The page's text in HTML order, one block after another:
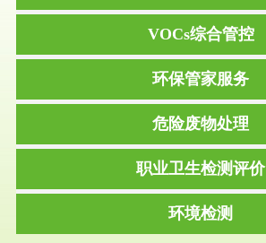
VOCs综合管控
环保管家服务
危险废物处理
职业卫生检测评价
环境检测